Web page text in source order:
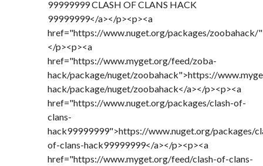
99999999 CLASH OF CLANS HACK
99999999</a></p><p><a
href="https://www.nuget.org/packages/
</p><p><a
href="https://www.myget.org/feed/zoba-
hack/package/nuget/zoobahack">https://
hack/package/nuget/zoobahack</a></p><p><a
href="https://www.nuget.org/packages/clash-of-
clans-
hack99999999">https://www.nuget.org/packages/
of-clans-hack99999999</a></p><p><a
href="https://www.myget.org/feed/clash-of-clans-